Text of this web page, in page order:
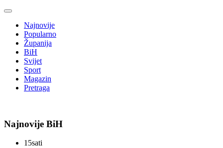
Najnovije
Popularno
Županija
BiH
Svijet
Sport
Magazin
Pretraga
Najnovije BiH
15sati